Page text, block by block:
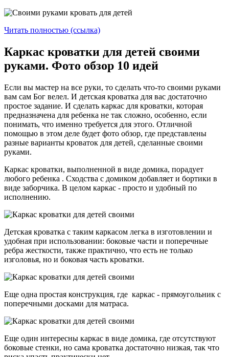
Читать полностью (ссылка)
Каркас кроватки для детей своими
руками. Фото обзор 10 идей
Если вы мастер на все руки, то сделать что-то своими руками
вам сам Бог велел. И детская кроватка для вас достаточно
простое задание. И сделать каркас для кроватки, которая
предназначена для ребенка не так сложно, особенно, если
понимать, что именно требуется для этого. Отличной
помощью в этом деле будет фото обзор, где представлены
разные варианты кроваток для детей, сделанные своими
руками.
Каркас кроватки, выполненной в виде домика, порадует
любого ребенка . Сходства с домиком добавляет и бортики в
виде заборчика. В целом каркас - просто и удобный по
исполнению.
Детская кроватка с таким каркасом легка в изготовлении и
удобная при использовании: боковые части и поперечные
ребра жесткости, также практично, что есть не только
изголовья, но и боковая часть кроватки.
Еще одна простая конструкция, где каркас - прямоугольник с
поперечными досками для матраса.
Еще один интересны каркас в виде домика, где отсутствуют
боковые стенки, но сама кроватка достаточно низкая, так что